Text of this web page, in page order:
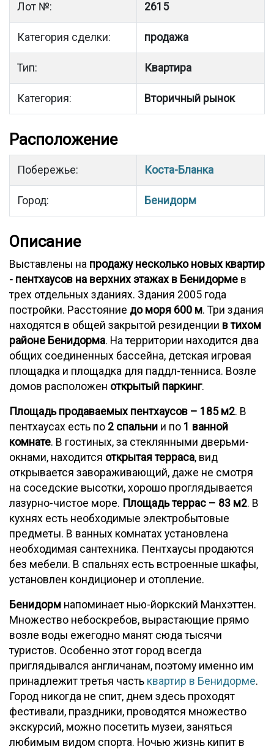
Лот №: 2615
Категория сделки: продажа
Тип: Квартира
Категория: Вторичный рынок
Расположение
Побережье: Коста-Бланка
Город: Бенидорм
Описание
Выставлены на продажу несколько новых квартир
- пентхаусов на верхних этажах в Бенидорме в
трех отдельных зданиях. Здания 2005 года
постройки. Расстояние до моря 600 м. Три здания
находятся в общей закрытой резиденции в тихом
районе Бенидорма. На территории находится два
общих соединенных бассейна, детская игровая
площадка и площадка для паддл-тенниса. Возле
домов расположен открытый паркинг.
Площадь продаваемых пентхаусов – 185 м2. В
пентхаусах есть по 2 спальни и по 1 ванной
комнате. В гостиных, за стеклянными дверьми-
окнами, находится открытая терраса, вид
открывается завораживающий, даже не смотря
на соседские высотки, хорошо проглядывается
лазурно-чистое море. Площадь террас – 83 м2. В
кухнях есть необходимые электробытовые
предметы. В ванных комнатах установлена
необходимая сантехника. Пентхаусы продаются
без мебели. В спальнях есть встроенные шкафы,
установлен кондиционер и отопление.
Бенидорм напоминает нью-йоркский Манхэттен.
Множество небоскребов, вырастающие прямо
возле воды ежегодно манят сюда тысячи
туристов. Особенно этот город всегда
приглядывался англичанам, поэтому именно им
принадлежит третья часть квартир в Бенидорме.
Город никогда не спит, днем здесь проходят
фестивали, праздники, проводятся множество
экскурсий, можно посетить музеи, заняться
любимым видом спорта. Ночью жизнь кипит в